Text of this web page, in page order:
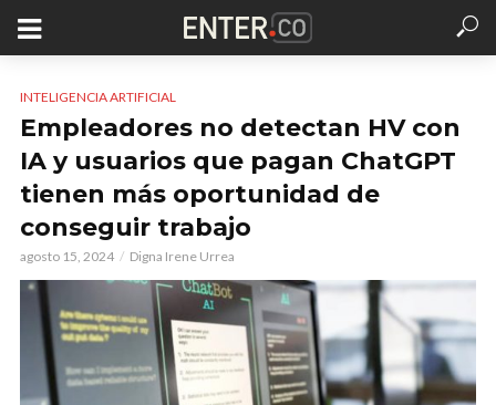
INTELIGENCIA ARTIFICIAL
Empleadores no detectan HV con
IA y usuarios que pagan ChatGPT
tienen más oportunidad de
conseguir trabajo
agosto 15, 2024 Digna Irene Urrea